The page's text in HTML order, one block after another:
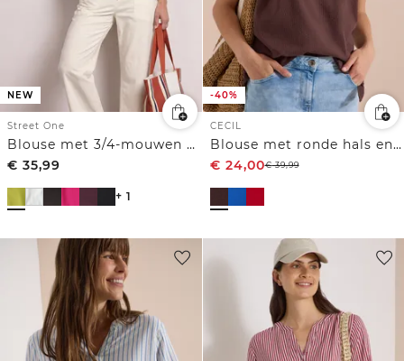
NEW
Street One
Blouse met 3/4-mouwen en split in de hals
€ 35,99
+ 1
-40%
CECIL
Blouse met ronde hals en knoopdetail
€ 24,00€39,99